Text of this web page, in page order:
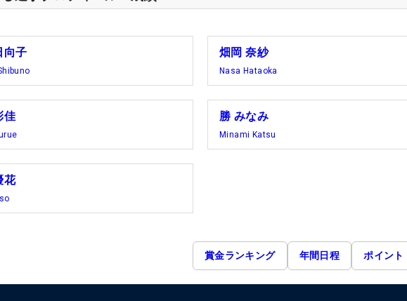
向子 畑岡 奈紗
Nasa Hataoka
佳 勝 みなみ
Minami Katsu
花
賞金ランキング 年間日程 ポイント